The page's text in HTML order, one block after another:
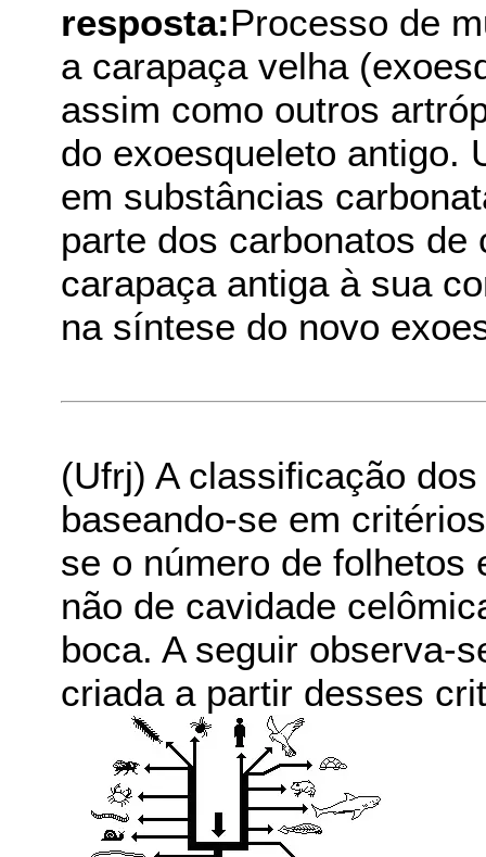
resposta:Processo de
a carapaça velha
assim como outros
do exoesqueleto antigo.
em substâncias
parte dos carbonatos
carapaça antiga à sua
na síntese do novo
(Ufrj) A classificação
baseando-se em
se o número de folhetos
não de cavidade
boca. A seguir observa-
criada a partir desses